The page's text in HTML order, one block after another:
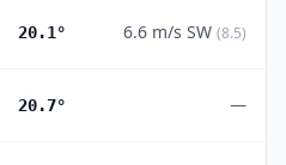
20.1° 6.6 m/s SW (8.5)
20.7° —